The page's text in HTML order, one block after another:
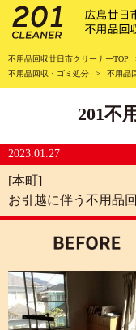
不用品回収廿日市クリーナーTOP
不用品回収・ゴミ処分
不用品
201不
2023.01.27
[本町]
お引越に伴う不用品